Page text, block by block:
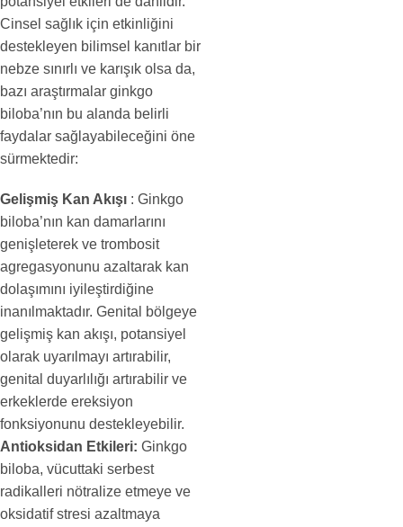
Cinsel sağlık için etkinliğini
destekleyen bilimsel kanıtlar bir
nebze sınırlı ve karışık olsa da,
bazı araştırmalar ginkgo
biloba’nın bu alanda belirli
faydalar sağlayabileceğini öne
sürmektedir:
Gelişmiş Kan Akışı : Ginkgo
biloba’nın kan damarlarını
genişleterek ve trombosit
agregasyonunu azaltarak kan
dolaşımını iyileştirdiğine
inanılmaktadır. Genital bölgeye
gelişmiş kan akışı, potansiyel
olarak uyarılmayı artırabilir,
genital duyarlılığı artırabilir ve
erkeklerde ereksiyon
fonksiyonunu destekleyebilir.
Antioksidan Etkileri: Ginkgo
biloba, vücuttaki serbest
radikalleri nötralize etmeye ve
oksidatif stresi azaltmaya